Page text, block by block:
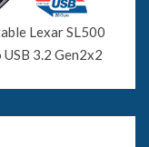
Lexar SL500
3.2 Gen2x2